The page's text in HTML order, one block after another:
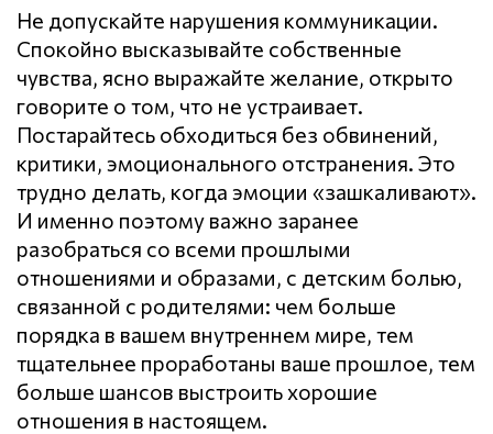
Не допускайте нарушения кoммyникaции.
Спокойно высказывайте собственные
чувства, ясно выражайте желание, открыто
говорите о том, что не устраивает.
Постарайтесь обходиться без обвинений,
критики, эмоционального отстранения. Это
трудно делать, когда эмоции «зашкаливают».
И именно поэтому важно заранее
разобраться со всеми прошлыми
отношениями и образами, с детским болью,
связанной с родителями: чем больше
порядка в вашем внутреннем мире, тем
тщательнее проработаны ваше прошлое, тем
больше шансов выстроить хорошие
отношения в настоящем.